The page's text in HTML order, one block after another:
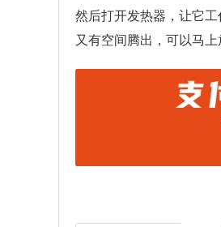
然后打开发热器，让它
又有空间腾出，可以马上